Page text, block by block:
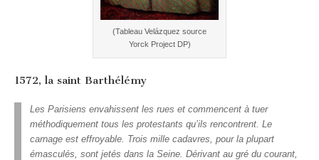
(Tableau Velázquez source
Yorck Project DP)
1572, la saint Barthélémy
Les Parisiens envahissent les rues et commencent à tuer
méthodiquement tous les protestants qu’ils rencontrent. Le
carnage est effroyable. Trois mille cadavres, pour la plupart
émasculés, sont jetés dans la Seine. Dérivant au gré du courant,